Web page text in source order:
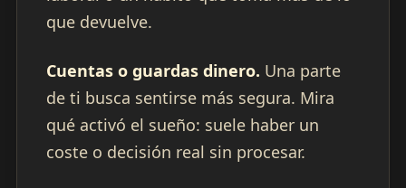
que devuelve.
Cuentas o guardas dinero. Una parte
de ti busca sentirse más segura. Mira
qué activó el sueño: suele haber un
coste o decisión real sin procesar.